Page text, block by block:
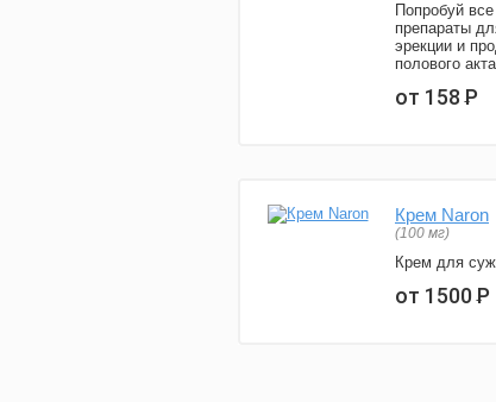
Попробуй
препараты
эрекции и
полового
от 158Р
Крем Naron
(100 мг)
Крем для
от 1500Р